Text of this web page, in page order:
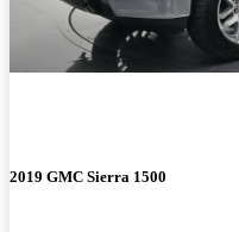
2019 GMC Sierra 1500